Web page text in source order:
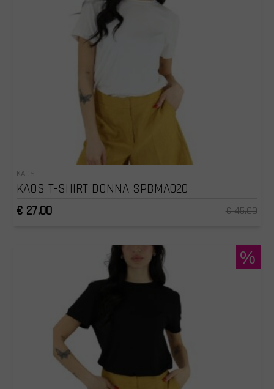
KAOS
KAOS T-SHIRT DONNA SPBMA020
€ 27.00
€ 45.00
%